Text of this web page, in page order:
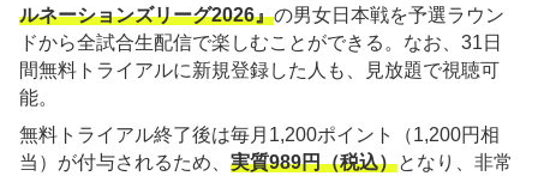
ルネーションズリーグ2026』の男女日本戦を予選ラウン
ドから全試合生配信で楽しむことができる。なお、31日
間無料トライアルに新規登録した人も、見放題で視聴可
能。
無料トライアル終了後は毎月1,200ポイント（1,200円相
当）が付与されるため、 実質989円（税込）となり、非常